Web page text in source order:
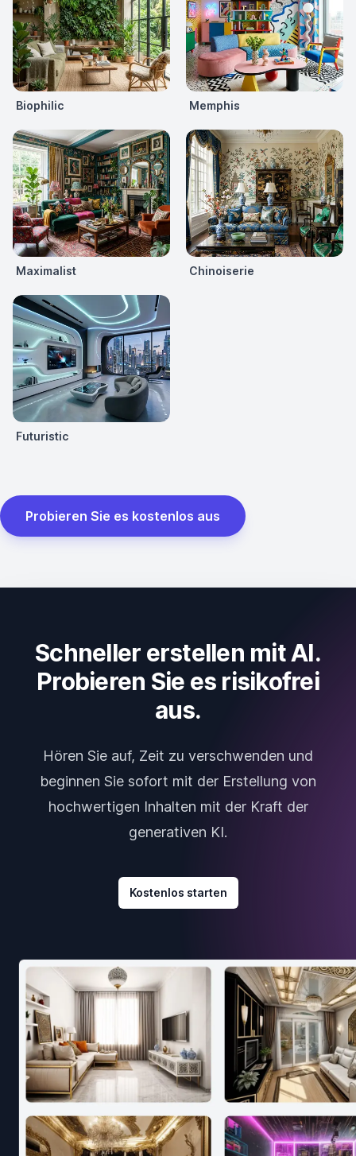
Biophilic Memphis
Maximalist Chinoiserie
Futuristic
Probieren Sie es kostenlos aus
Schneller erstellen mit AI.
Probieren Sie es risikofrei
aus.
Hören Sie auf, Zeit zu verschwenden und
beginnen Sie sofort mit der Erstellung von
hochwertigen Inhalten mit der Kraft der
generativen KI.
Kostenlos starten